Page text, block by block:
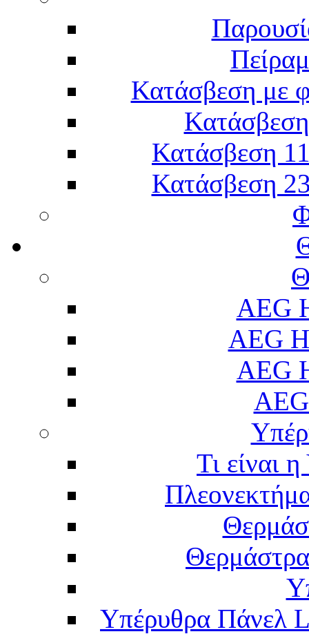
Κατάσβεση με
Κατάσβεση
Κατάσβεση
AEG
AEG
AEG
Τι είναι
Υπέρυθρα Πάνελ